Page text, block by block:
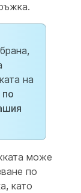
на
може
по
като